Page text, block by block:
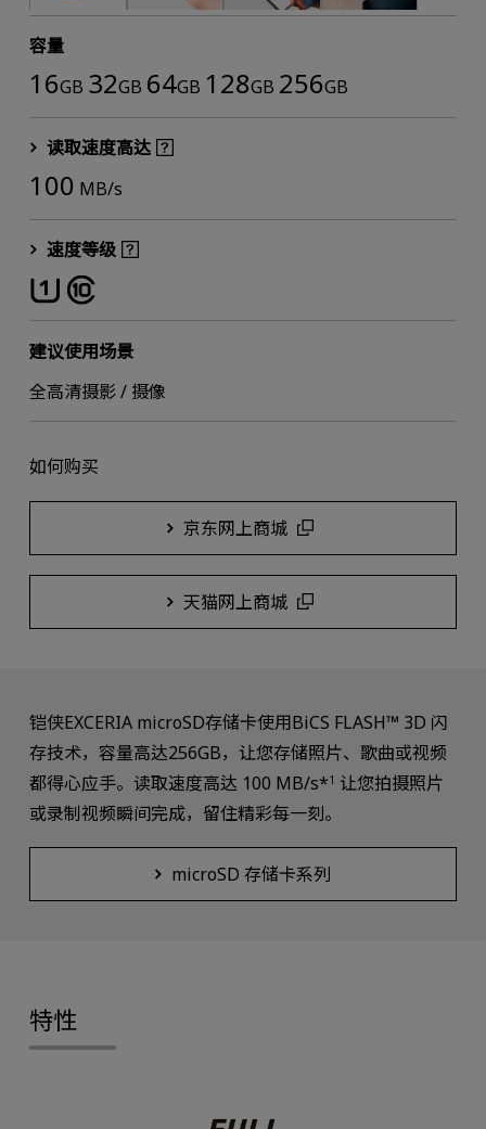
容量
16GB 32GB 64GB 128GB 256GB
读取速度高达
100 MB/s
速度等级
建议使用场景
全高清摄影 / 摄像
如何购买
京东网上商城
天猫网上商城
铠侠EXCERIA microSD存储卡使用BiCS FLASH™ 3D 闪
存技术，容量高达256GB，让您存储照片、歌曲或视频
都得心应手。读取速度高达 100 MB/s*1 让您拍摄照片
或录制视频瞬间完成，留住精彩每一刻。
microSD 存储卡系列
特性